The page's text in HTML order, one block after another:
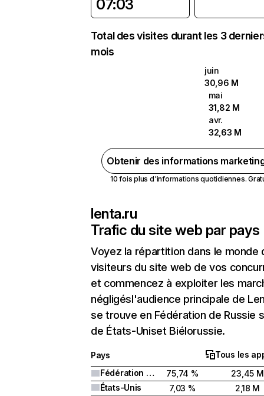
07:03
Total des visites durant les 3
mois
juin
30,96 M
mai
31,82 M
avr.
32,63 M
Obtenir des informations
10 fois plus d'informations quotidiennes.
lenta.ru
Trafic du site web par pays
Voyez la répartition dans le monde
visiteurs du site web de vos
et commencez à exploiter les
négligésl'audience principale de
se trouve en Fédération de Russie
de États-Uniset Biélorussie.
Pays
Tous les
Fédération de Russie
75,74 %
23,45 M
États-Unis
7,03 %
2,18 M